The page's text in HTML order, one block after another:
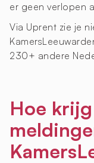
er geen verlopen
Via Uprent zie je
230+ andere
Hoe